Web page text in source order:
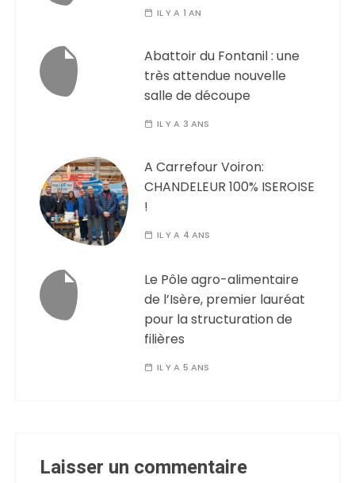
IL Y A 1 AN
Abattoir du Fontanil : une
très attendue nouvelle
salle de découpe
IL Y A 3 ANS
A Carrefour Voiron:
CHANDELEUR 100% ISEROISE
!
IL Y A 4 ANS
Le Pôle agro-alimentaire
de l’Isère, premier lauréat
pour la structuration de
filières
IL Y A 5 ANS
Laisser un commentaire